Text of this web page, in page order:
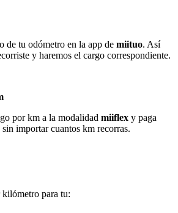
de tu odómetro en la app de miituo. Así
y haremos el cargo correspondiente.
por km a la modalidad miiflex y paga
importar cuantos km recorras.
kilómetro para tu: